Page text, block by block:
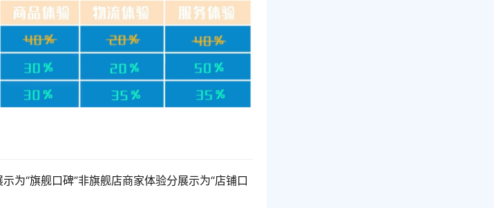
为“旗舰口碑”非旗舰店商家体验分展示为“店铺口